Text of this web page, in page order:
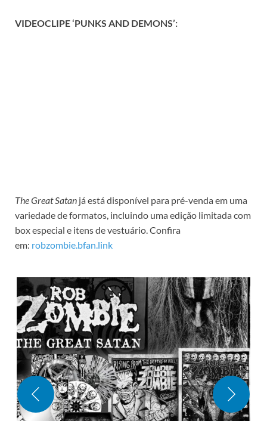
VIDEOCLIPE ‘PUNKS AND DEMONS’:
The Great Satan já está disponível para pré-venda em uma
variedade de formatos, incluindo uma edição limitada com
box especial e itens de vestuário. Confira
em: robzombie.bfan.link